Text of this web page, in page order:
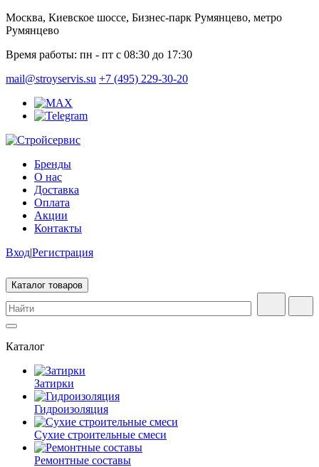
Москва, Киевское шоссе, Бизнес-парк Румянцево, метро
Румянцево
Время работы: пн - пт с 08:30 до 17:30
mail@stroyservis.su +7 (495) 229-30-20
Бренды
О нас
Доставка
Оплата
Акции
Контакты
Вход|Регистрация
Каталог товаров
Каталог
Затирки
Гидроизоляция
Сухие строительные смеси
Ремонтные составы